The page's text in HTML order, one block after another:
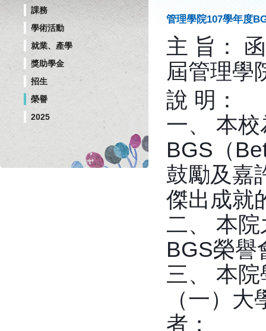
課務
學術活動
就業、產學
獎助學金
招生
榮譽
2025
管理學院107學年度
主 旨：
屆管理學
說 明：
一、 本
BGS（
鼓勵及嘉
傑出成就
二、 本
BGS榮譽
三、 本
（一）
者；